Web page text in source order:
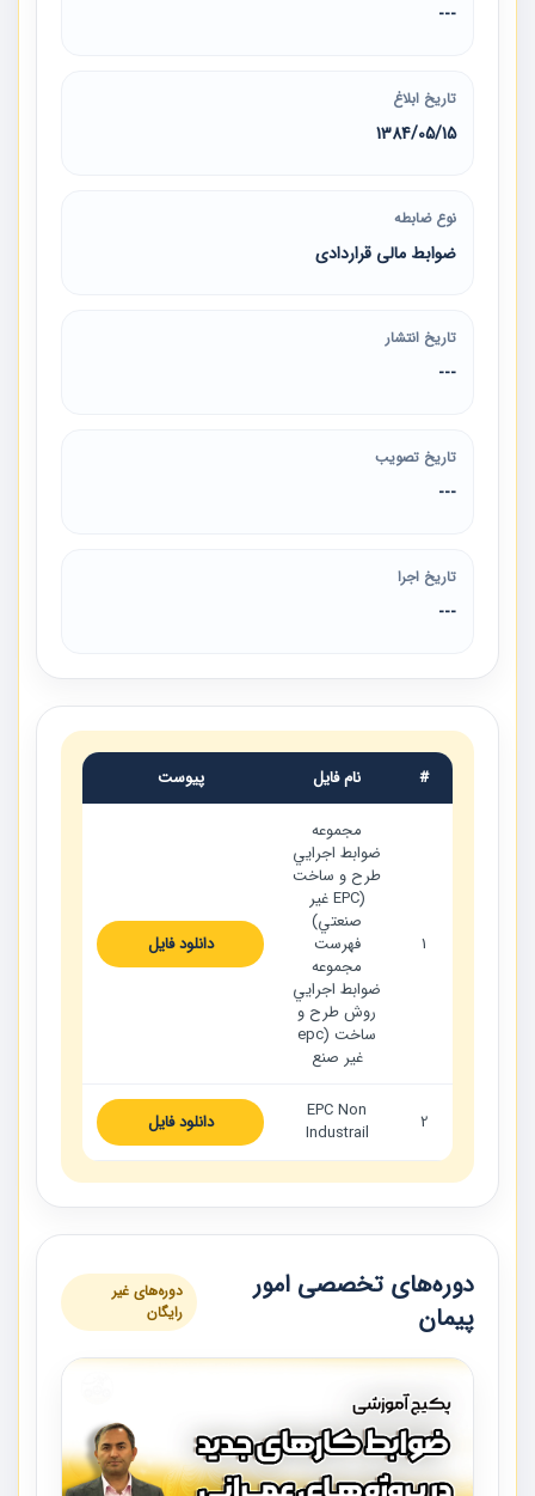
---
تاریخ ابلاغ
1384/05/15
نوع ضابطه
ضوابط مالی قراردادی
تاریخ انتشار
---
تاریخ تصویب
---
تاریخ اجرا
---
# نام فایل پیوست
1
مجموعه
ضوابط اجرايي
طرح و ساخت
(EPC غير
صنعتي)
فهرست
مجموعه
ضوابط اجرايي
روش طرح و
ساخت (epc
غير صنع
دانلود فایل
2
EPC Non
Industrail
دانلود فایل
دوره‌های تخصصی امور
پیمان
دوره‌های غیر
رایگان